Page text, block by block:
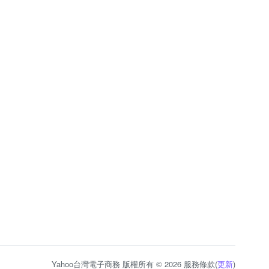
Yahoo台灣電子商務 版權所有 © 2026 服務條款(更新)